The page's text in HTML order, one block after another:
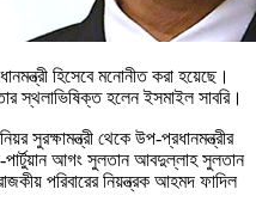
হিসেবে মনোনীত করা হয়েছে।
স্থলাভিষিক্ত হলেন ইসমাইল সাবরি।
সুরক্ষামন্ত্রী থেকে উপ-প্রধানমন্ত্রীর
পার্টুয়ান আগং সুলতান আবদুল্লাহ সুলতান
পরিবারের নিয়ন্ত্রক আহমদ ফাদিল